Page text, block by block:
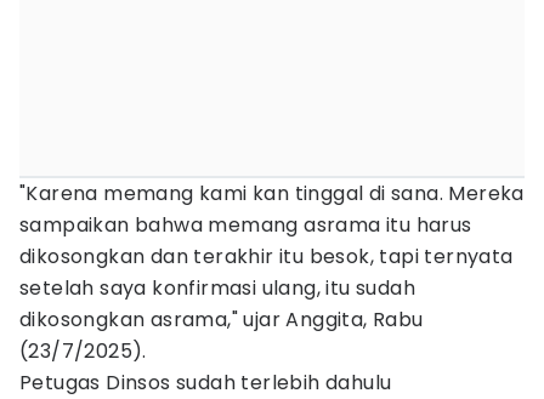
"Karena memang kami kan tinggal di sana. Mereka
sampaikan bahwa memang asrama itu harus
dikosongkan dan terakhir itu besok, tapi ternyata
setelah saya konfirmasi ulang, itu sudah
dikosongkan asrama," ujar Anggita, Rabu
(23/7/2025).
Petugas Dinsos sudah terlebih dahulu